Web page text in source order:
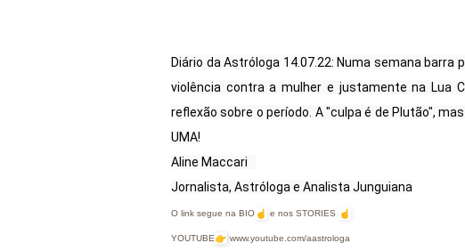
Diário da Astróloga 14.07.22: Numa semana
violência contra a mulher e justamente na Lua
reflexão sobre o período. A "culpa é de Plutão",
UMA!
Aline Maccari
Jornalista, Astróloga e Analista Junguiana
O link segue na BIO e nos STORIES
YOUTUBE www.youtube.com/aastrologa